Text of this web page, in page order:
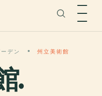
デン 州立美術館
.